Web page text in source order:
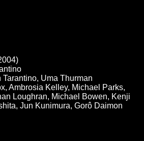
Tarantino, Uma Thurman
Ambrosia Kelley, Michael Parks,
Loughran, Michael Bowen, Kenji
Jun Kunimura, Gorô Daimon